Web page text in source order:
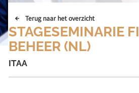
Terug naar het overzicht
STAGESEMINARIE
BEHEER (NL)
ITAA